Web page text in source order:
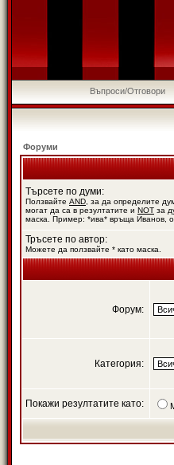
Въпроси/Отговори
Форуми
Търсете по думи:
Ползвайте AND , за да определите
могат да са в резултатите и NOT за
маска. Пример: *ива* връща Иванов,
Тръсете по автор:
Можете да ползвайте * като маска.
Форум:
Категория:
Покажи резултатите като: